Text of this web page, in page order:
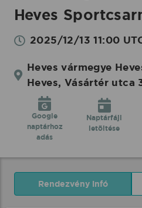
Heves
2025/12/13 11:00
Heves vármegye
Heves, Vásártér utca
Google
naptárhoz
adás
Naptárfájl
letöltése
Rendezvény infó